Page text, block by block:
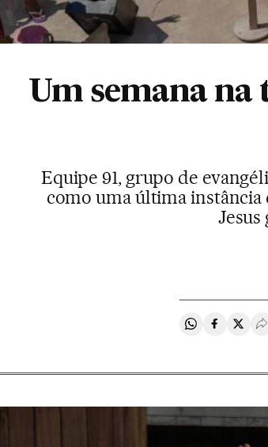
Um semana na
Equipe 91, grupo de
como uma última
Compartir en